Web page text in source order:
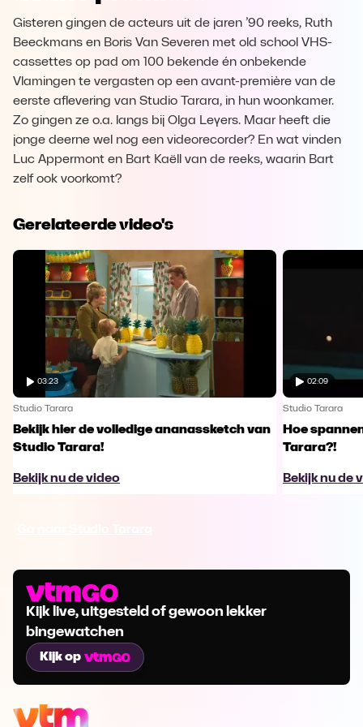
Gisteren gingen de acteurs uit de jaren ’90 reeks, Ruth
Beeckmans en Boris Van Severen met old school VHS-
cassettes op pad om 100 bekende én onbekende
Vlamingen te vergasten op een avant-première van de
eerste aflevering van Studio Tarara, in hun woonkamer.
Zo gingen ze o.a. langs bij Olga Leyers. Maar heeft die
jonge deerne wel nog een videorecorder? En wat vinden
Luc Appermont en Bart Kaëll van de reeks, waarin Bart
zelf ook voorkomt?
Gerelateerde video's
03:23
Studio Tarara
Bekijk hier de volledige ananassketch van
Studio Tarara!
Bekijk nu de video
02:09
Studio Tarara
Hoe
Tarara?!
Bekijk nu de
Kijk live, uitgesteld of gewoon lekker
bingewatchen
Kijk op